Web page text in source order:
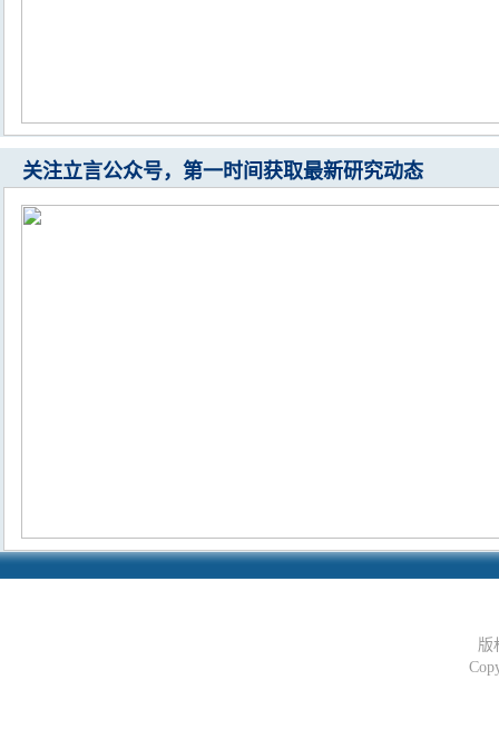
关注立言公众号，第一时间获取最新研究动态
版